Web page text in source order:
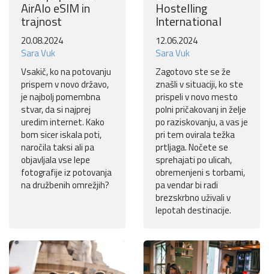
AirAlo eSIM in
trajnost
20.08.2024
Sara Vuk
Vsakič, ko na potovanju
prispem v novo državo,
je najbolj pomembna
stvar, da si najprej
uredim internet. Kako
bom sicer iskala poti,
naročila taksi ali pa
objavljala vse lepe
fotografije iz potovanja
na družbenih omrežjih?
Hostelling
International
12.06.2024
Sara Vuk
Zagotovo ste se že
znašli v situaciji, ko ste
prispeli v novo mesto
polni pričakovanj in želje
po raziskovanju, a vas je
pri tem ovirala težka
prtljaga. Nočete se
sprehajati po ulicah,
obremenjeni s torbami,
pa vendar bi radi
brezskrbno uživali v
lepotah destinacije.